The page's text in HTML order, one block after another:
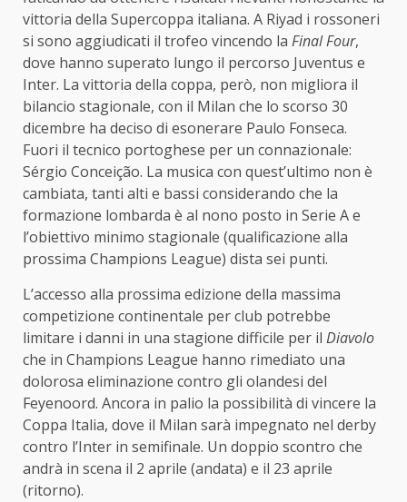
vittoria della Supercoppa italiana. A Riyad i rossoneri
si sono aggiudicati il trofeo vincendo la Final Four,
dove hanno superato lungo il percorso Juventus e
Inter. La vittoria della coppa, però, non migliora il
bilancio stagionale, con il Milan che lo scorso 30
dicembre ha deciso di esonerare Paulo Fonseca.
Fuori il tecnico portoghese per un connazionale:
Sérgio Conceição. La musica con quest’ultimo non è
cambiata, tanti alti e bassi considerando che la
formazione lombarda è al nono posto in Serie A e
l’obiettivo minimo stagionale (qualificazione alla
prossima Champions League) dista sei punti.
L’accesso alla prossima edizione della massima
competizione continentale per club potrebbe
limitare i danni in una stagione difficile per il Diavolo
che in Champions League hanno rimediato una
dolorosa eliminazione contro gli olandesi del
Feyenoord. Ancora in palio la possibilità di vincere la
Coppa Italia, dove il Milan sarà impegnato nel derby
contro l’Inter in semifinale. Un doppio scontro che
andrà in scena il 2 aprile (andata) e il 23 aprile
(ritorno).